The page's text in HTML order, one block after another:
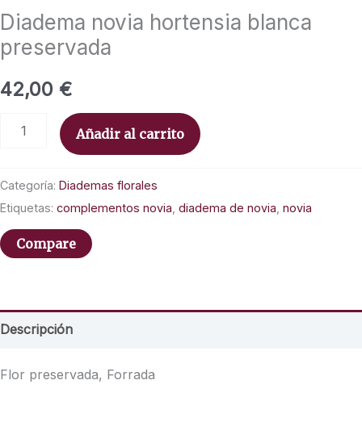
Diadema novia hortensia blanca
preservada
42,00 €
Añadir al carrito
Categoría: Diademas florales
Etiquetas: complementos novia diadema de novia novia
Compare
Descripción
Flor preservada, Forrada